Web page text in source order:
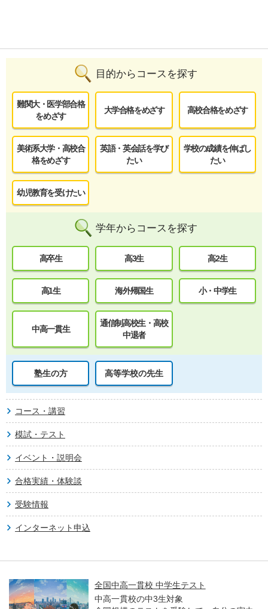
目的からコースを探す
難関大・医学部合格
をめざす
大学合格をめざす 高校合格をめざす
美術系大学・高校合
格をめざす
英語・英会話を学び
たい
学校の成績を伸ばし
たい
幼児教育を受けたい
学年からコースを探す
高卒生 高3生 高2生
高1生 海外帰国生 小・中学生
中高一貫生
通信制高校生・高校
中退者
塾生の方 高等学校の先生
コース・講習
模試・テスト
イベント・説明会
合格実績・体験談
受験情報
インターネット申込
全国中高一貫校 中学生テスト
中高一貫校の中3生対象